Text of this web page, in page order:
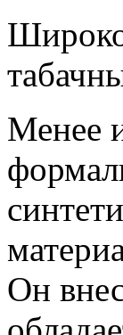
Широко
Менее
Он